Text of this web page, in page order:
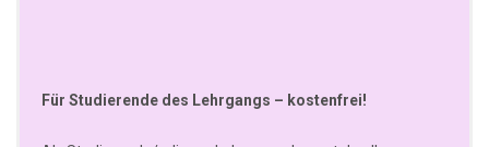
Für Studierende des Lehrgangs – kostenfrei!